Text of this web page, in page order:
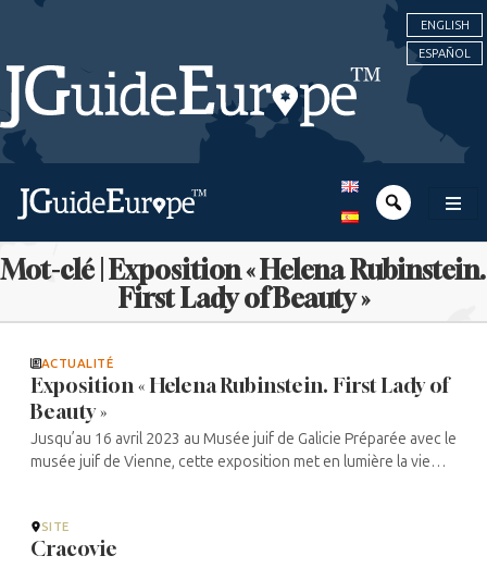
ENGLISH
ESPAÑOL
Mot-clé | Exposition « Helena Rubinstein.
First Lady of Beauty »
ACTUALITÉ
Exposition « Helena Rubinstein. First Lady of
Beauty »
Jusqu’au 16 avril 2023 au Musée juif de Galicie Préparée avec le
musée juif de Vienne, cette exposition met en lumière la vie
SITE
Cracovie